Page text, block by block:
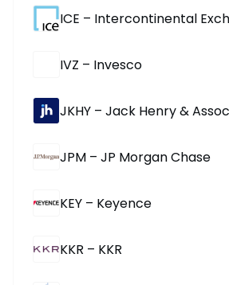
ICE – Intercontinental
IVZ – Invesco
JKHY – Jack Henry &
JPM – JP Morgan Chase
KEY – Keyence
KKR – KKR